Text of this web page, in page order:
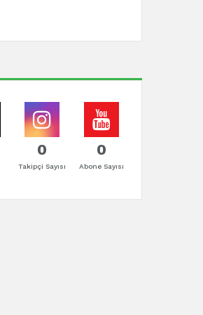
0
Takipçi Sayısı
0
Abone Sayısı